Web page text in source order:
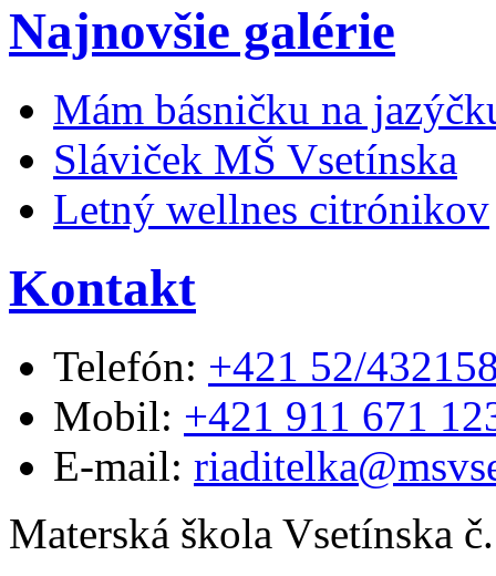
Najnovšie galérie
Mám básničku na
Sláviček MŠ Vsetínska
Letný wellnes citrónikov
Kontakt
Telefón: +421 52/
Mobil: +421 911 671
E-mail:
Materská škola Vsetínska